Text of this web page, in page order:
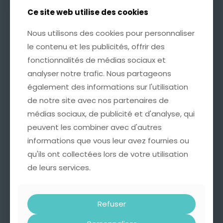
Emballage Cadeau avec
Carte Personnalisée
4,99€
Cette option est idéale pour offrir un bijou
accompagné d’un mot doux, à l’occasion d’un
anniversaire, d’une fête ou de tout autre moment
* Une pochette soignée, ornée d’un nœud doré
pour une présentation raffinée.
* Une carte sur laquelle nous pouvons inscrire un
Ce site web utilise des cookies
Nous utilisons des cookies pour personnaliser
le contenu et les publicités, offrir des
fonctionnalités de médias sociaux et
analyser notre trafic. Nous partageons
également des informations sur l'utilisation
de notre site avec nos partenaires de
médias sociaux, de publicité et d'analyse, qui
peuvent les combiner avec d'autres
informations que vous leur avez fournies ou
qu'ils ont collectées lors de votre utilisation
de leurs services.
Refuser
Ce site web utilise des cookies
Nous utilisons des cookies pour personnaliser
le contenu et les publicités, offrir des
fonctionnalités de médias sociaux et
analyser notre trafic. Nous partageons
également des informations sur l'utilisation
de notre site avec nos partenaires de
médias sociaux, de publicité et d'analyse, qui
peuvent les combiner avec d'autres
informations que vous leur avez fournies ou
qu'ils ont collectées lors de votre utilisation
de leurs services.
Refuser